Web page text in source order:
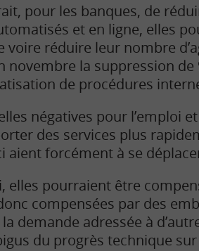
pour les banques, de
et en ligne, elles
réduire leur nombre
novembre la suppression
de procédures
négatives pour l’emploi
des services plus
aient forcément à se
elles pourraient être
compensées par des
demande adressée à
du progrès technique sur